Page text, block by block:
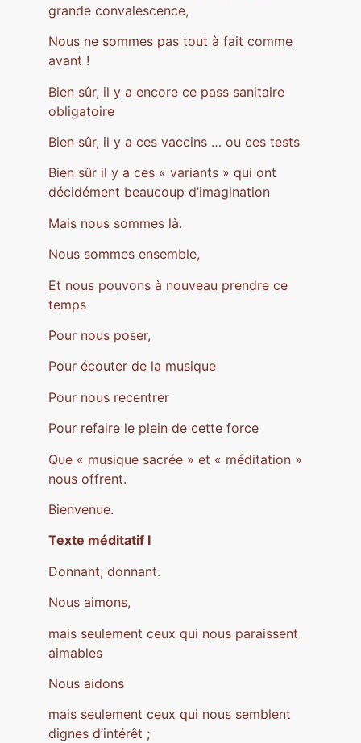
grande convalescence,
Nous ne sommes pas tout à fait comme
avant !
Bien sûr, il y a encore ce pass sanitaire
obligatoire
Bien sûr, il y a ces vaccins … ou ces tests
Bien sûr il y a ces « variants » qui ont
décidément beaucoup d’imagination
Mais nous sommes là.
Nous sommes ensemble,
Et nous pouvons à nouveau prendre ce
temps
Pour nous poser,
Pour écouter de la musique
Pour nous recentrer
Pour refaire le plein de cette force
Que « musique sacrée » et « méditation »
nous offrent.
Bienvenue.
Texte méditatif I
Donnant, donnant.
Nous aimons,
mais seulement ceux qui nous paraissent
aimables
Nous aidons
mais seulement ceux qui nous semblent
dignes d’intérêt ;